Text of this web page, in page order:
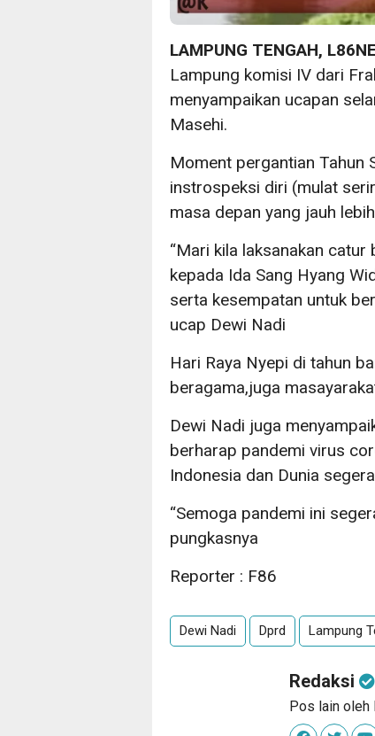
LAMPUNG TENGAH,
Lampung komisi IV dari
menyampaikan ucapan
Masehi.
Moment pergantian Tahun
instrospeksi diri (mulat
masa depan yang jauh
“Mari kila laksanakan
kepada Ida Sang Hyang
serta kesempatan untuk
ucap Dewi Nadi
Hari Raya Nyepi di tahun
beragama,juga
Dewi Nadi juga
berharap pandemi virus
Indonesia dan Dunia
“Semoga pandemi ini
pungkasnya
Reporter : F86
Dewi Nadi Dprd Lampung
Redaksi
Pos lain oleh